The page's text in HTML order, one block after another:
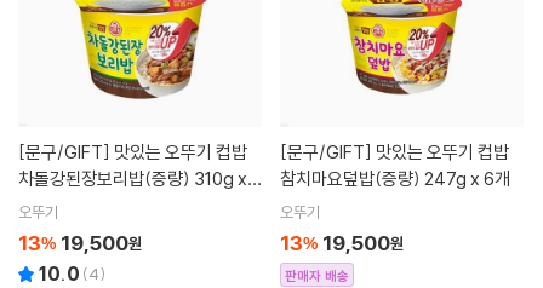
[문구/GIFT]
차돌강된장보리밥(증량) 310g x 6
개
오뚜기
13% 19,500원
10.0 (4)
[문구/GIFT]
참치마요덮밥(증량) 247g x 6개
오뚜기
13% 19,500원
판매자 배송